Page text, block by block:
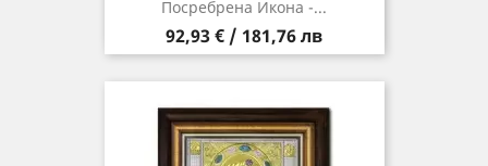
Посребрена Икона -...
Цена
92,93 € / 181,76 лв